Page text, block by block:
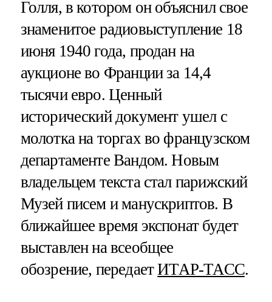
Голля, в котором он объяснил свое
знаменитое радиовыступление 18
июня 1940 года, продан на
аукционе во Франции за 14,4
тысячи евро. Ценный
исторический документ ушел с
молотка на торгах во французском
департаменте Вандом. Новым
владельцем текста стал парижский
Музей писем и манускриптов. В
ближайшее время экспонат будет
выставлен на всеобщее
обозрение, передаетИТАР-ТАСС.